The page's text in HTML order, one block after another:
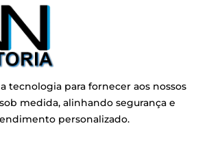
tecnologia para fornecer aos nossos
medida, alinhando segurança e
personalizado.